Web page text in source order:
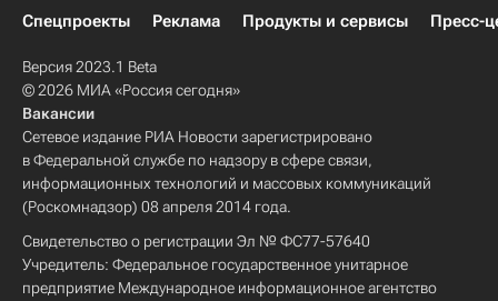
Спецпроекты
Реклама Продукты и сервисы Пресс-
Версия 2023.1 Beta
© 2026 МИА «Россия сегодня»
Вакансии
Сетевое издание РИА Новости зарегистрировано
в Федеральной службе по надзору в сфере связи,
информационных технологий и массовых коммуникаций
(Роскомнадзор) 08 апреля 2014 года.
Свидетельство о регистрации Эл № ФС77-57640
Учредитель: Федеральное государственное унитарное
предприятие Международное информационное агентство